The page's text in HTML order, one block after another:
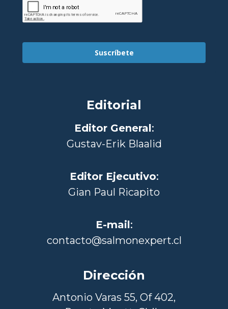
Suscríbete
Editorial
Editor General:
Gustav-Erik Blaalid
Editor Ejecutivo:
Gian Paul Ricapito
E-mail:
contacto@salmonexpert.cl
Dirección
Antonio Varas 55, Of 402,